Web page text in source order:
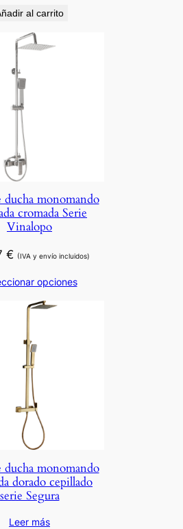
al carrito
ducha monomando
cromada Serie
Vinalopo
€ (IVA y envío incluidos)
opciones
ducha monomando
dorado cepillado
serie Segura
Leer más